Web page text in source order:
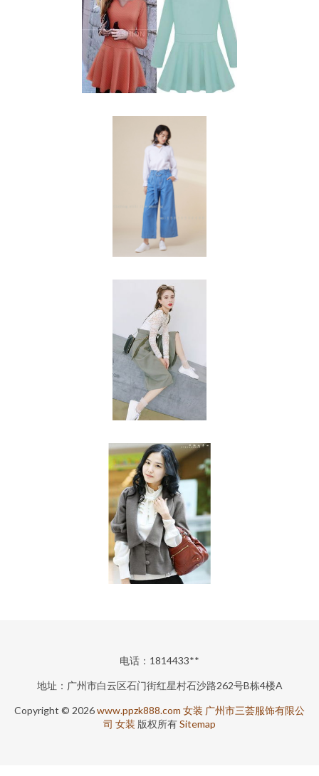
电话：1814433**
地址：广州市白云区石门街红星村石沙路262号B栋4楼A
Copyright © 2026www.ppzk888.com 女装 广州市三荟服饰有限公
司 女装 版权所有Sitemap